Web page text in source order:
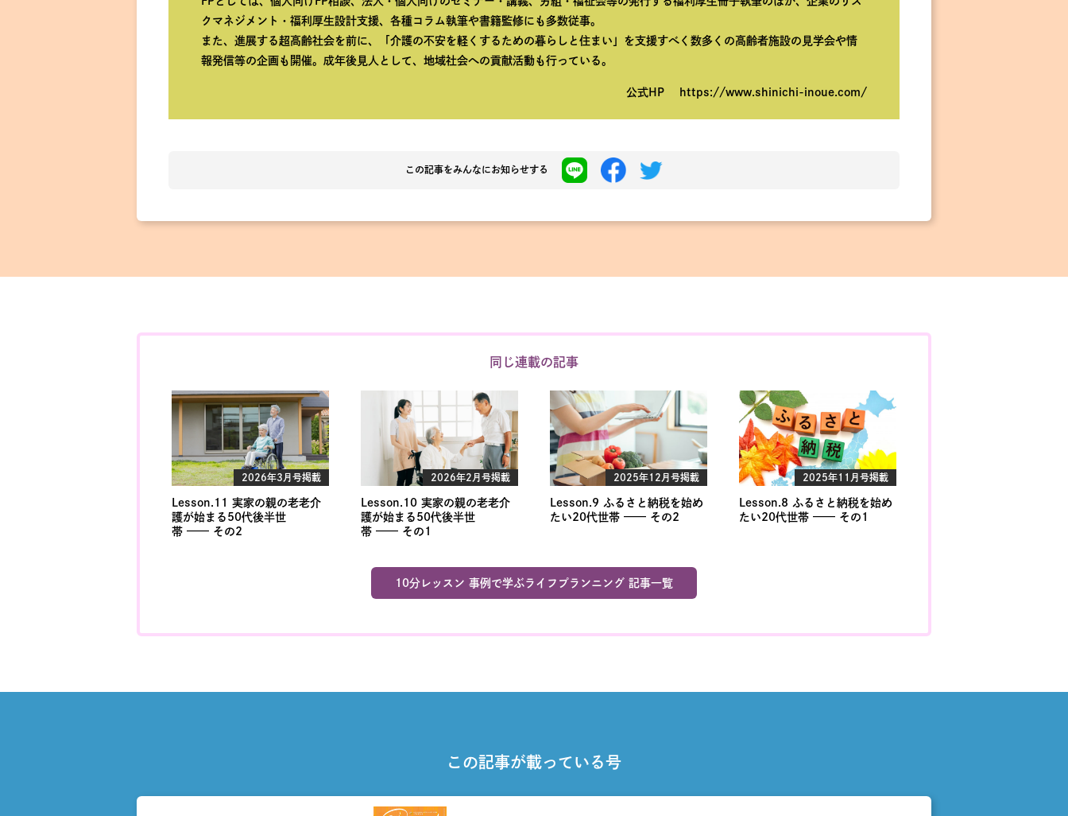
クマネジメント・福利厚生設計支援、各種コラム執筆や書籍監修にも多数従事。
また、進展する超高齢社会を前に、「介護の不安を軽くするための暮らしと住まい」を支援すべく数多くの高齢者施設の見学会や情
報発信等の企画も開催。成年後見人として、地域社会への貢献活動も行っている。
公式HP https://www.shinichi-inoue.com/
この記事をみんなにお知らせする
同じ連載の記事
2026年3月号掲載
Lesson.11 実家の親の老老介
護が始まる50代後半世
帯 —— その2
2026年2月号掲載
Lesson.10 実家の親の老老介
護が始まる50代後半世
帯 —— その1
2025年12月号掲載
Lesson.9 ふるさと納税を始め
たい20代世帯 —— その2
2025年11月号掲載
Lesson.8 ふるさと納税を始め
たい20代世帯 —— その1
10分レッスン 事例で学ぶライフプランニング 記事一覧
この記事が載っている号